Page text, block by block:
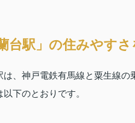
台駅」の住みやす
、神戸電鉄有馬線と粟生線の
下のとおりです。